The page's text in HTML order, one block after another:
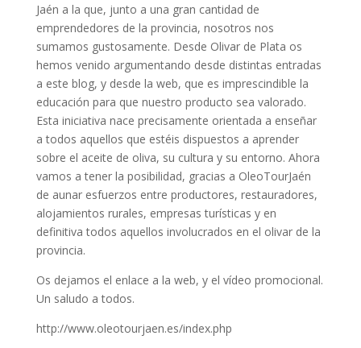
Jaén a la que, junto a una gran cantidad de
emprendedores de la provincia, nosotros nos
sumamos gustosamente. Desde Olivar de Plata os
hemos venido argumentando desde distintas entradas
a este blog, y desde la web, que es imprescindible la
educación para que nuestro producto sea valorado.
Esta iniciativa nace precisamente orientada a enseñar
a todos aquellos que estéis dispuestos a aprender
sobre el aceite de oliva, su cultura y su entorno. Ahora
vamos a tener la posibilidad, gracias a OleoTourJaén
de aunar esfuerzos entre productores, restauradores,
alojamientos rurales, empresas turísticas y en
definitiva todos aquellos involucrados en el olivar de la
provincia.
Os dejamos el enlace a la web, y el vídeo promocional.
Un saludo a todos.
http://www.oleotourjaen.es/index.php